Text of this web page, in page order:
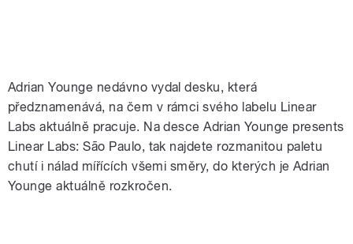
Adrian Younge nedávno vydal desku, která
předznamenává, na čem v rámci svého labelu Linear
Labs aktuálně pracuje. Na desce Adrian Younge presents
Linear Labs: São Paulo, tak najdete rozmanitou paletu
chutí i nálad mířících všemi směry, do kterých je Adrian
Younge aktuálně rozkročen.